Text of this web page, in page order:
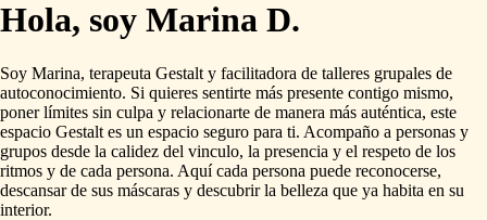
Hola, soy Marina D.
Soy Marina, terapeuta Gestalt y facilitadora de talleres grupales de
autoconocimiento. Si quieres sentirte más presente contigo mismo,
poner límites sin culpa y relacionarte de manera más auténtica, este
espacio Gestalt es un espacio seguro para ti. Acompaño a personas y
grupos desde la calidez del vinculo, la presencia y el respeto de los
ritmos y de cada persona. Aquí cada persona puede reconocerse,
descansar de sus máscaras y descubrir la belleza que ya habita en su
interior.